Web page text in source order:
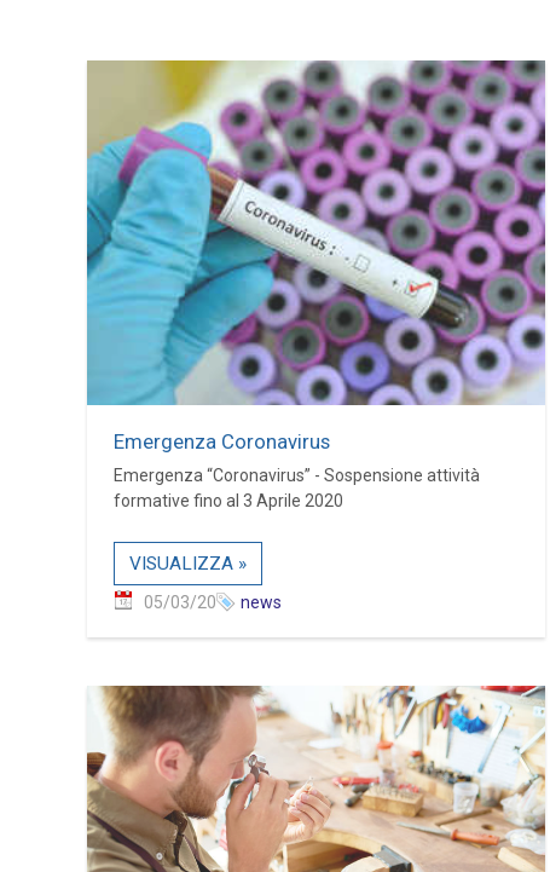
Emergenza Coronavirus
Emergenza “Coronavirus” - Sospensione attività
formative fino al 3 Aprile 2020
VISUALIZZA »
05/03/20 news